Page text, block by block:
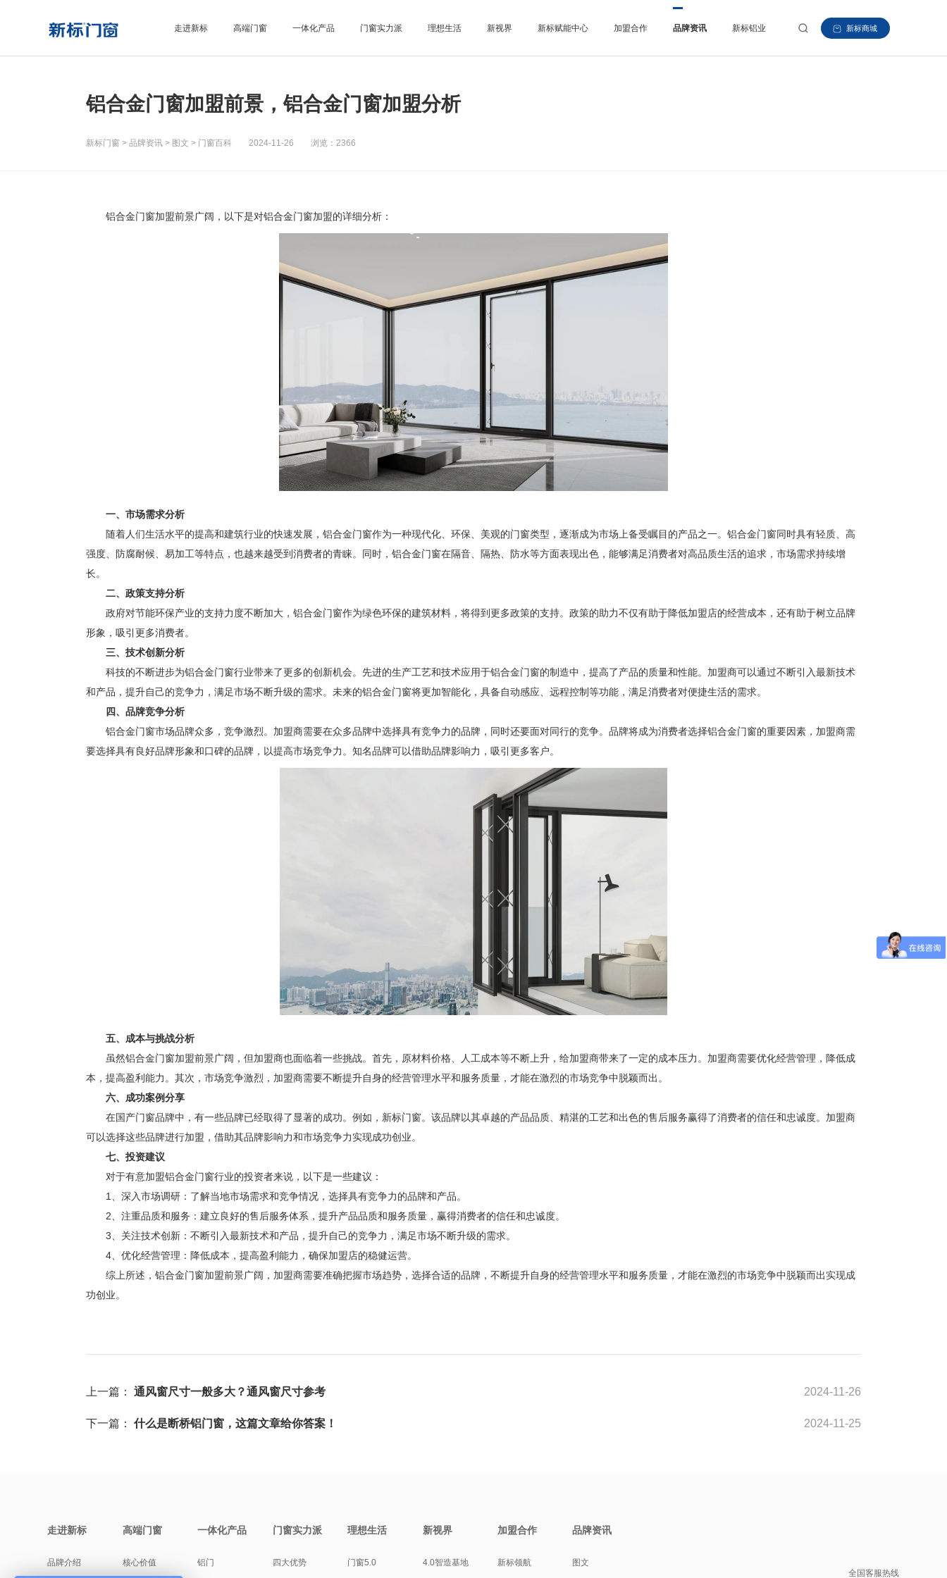
新标商城
走进新标 高端门窗 一体化产品 门窗实力派 理想生活 新视界 新标赋能中心 加盟合作 品牌资讯 新标铝业
铝合金门窗加盟前景，铝合金门窗加盟分析
新标门窗 > 品牌资讯 > 图文 > 门窗百科 2024-11-26 浏览：2366
铝合金门窗加盟前景广阔，以下是对铝合金门窗加盟的详细分析：
一、市场需求分析
随着人们生活水平的提高和建筑行业的快速发展，铝合金门窗作为一种现代化、环保、美观的门窗类型，逐渐成为市场上备受瞩目的产品之一。铝合金门窗同时具有轻质、高
强度、防腐耐候、易加工等特点，也越来越受到消费者的青睐。同时，铝合金门窗在隔音、隔热、防水等方面表现出色，能够满足消费者对高品质生活的追求，市场需求持续增
长。
二、政策支持分析
政府对节能环保产业的支持力度不断加大，铝合金门窗作为绿色环保的建筑材料，将得到更多政策的支持。政策的助力不仅有助于降低加盟店的经营成本，还有助于树立品牌
形象，吸引更多消费者。
三、技术创新分析
科技的不断进步为铝合金门窗行业带来了更多的创新机会。先进的生产工艺和技术应用于铝合金门窗的制造中，提高了产品的质量和性能。加盟商可以通过不断引入最新技术
和产品，提升自己的竞争力，满足市场不断升级的需求。未来的铝合金门窗将更加智能化，具备自动感应、远程控制等功能，满足消费者对便捷生活的需求。
四、品牌竞争分析
铝合金门窗市场品牌众多，竞争激烈。加盟商需要在众多品牌中选择具有竞争力的品牌，同时还要面对同行的竞争。品牌将成为消费者选择铝合金门窗的重要因素，加盟商需
要选择具有良好品牌形象和口碑的品牌，以提高市场竞争力。知名品牌可以借助品牌影响力，吸引更多客户。
五、成本与挑战分析
虽然铝合金门窗加盟前景广阔，但加盟商也面临着一些挑战。首先，原材料价格、人工成本等不断上升，给加盟商带来了一定的成本压力。加盟商需要优化经营管理，降低成
本，提高盈利能力。其次，市场竞争激烈，加盟商需要不断提升自身的经营管理水平和服务质量，才能在激烈的市场竞争中脱颖而出。
六、成功案例分享
在国产门窗品牌中，有一些品牌已经取得了显著的成功。例如，新标门窗。该品牌以其卓越的产品品质、精湛的工艺和出色的售后服务赢得了消费者的信任和忠诚度。加盟商
可以选择这些品牌进行加盟，借助其品牌影响力和市场竞争力实现成功创业。
七、投资建议
对于有意加盟铝合金门窗行业的投资者来说，以下是一些建议：
1、深入市场调研：了解当地市场需求和竞争情况，选择具有竞争力的品牌和产品。
2、注重品质和服务：建立良好的售后服务体系，提升产品品质和服务质量，赢得消费者的信任和忠诚度。
3、关注技术创新：不断引入最新技术和产品，提升自己的竞争力，满足市场不断升级的需求。
4、优化经营管理：降低成本，提高盈利能力，确保加盟店的稳健运营。
综上所述，铝合金门窗加盟前景广阔，加盟商需要准确把握市场趋势，选择合适的品牌，不断提升自身的经营管理水平和服务质量，才能在激烈的市场竞争中脱颖而出实现成
功创业。
上一篇： 通风窗尺寸一般多大？通风窗尺寸参考 2024-11-26
下一篇： 什么是断桥铝门窗，这篇文章给你答案！ 2024-11-25
走进新标
品牌介绍
高端门窗
核心价值
一体化产品
铝门
门窗实力派
四大优势
理想生活
门窗5.0
新视界
4.0智造基地
加盟合作
新标领航
品牌资讯
图文
全国客服热线